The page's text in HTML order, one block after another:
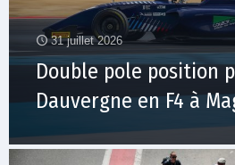
31 juillet 2026
Double pole position
Dauvergne en F4 à